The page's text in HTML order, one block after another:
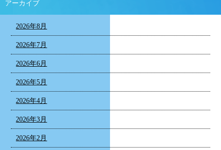
アーカイブ
2026年8月
2026年7月
2026年6月
2026年5月
2026年4月
2026年3月
2026年2月